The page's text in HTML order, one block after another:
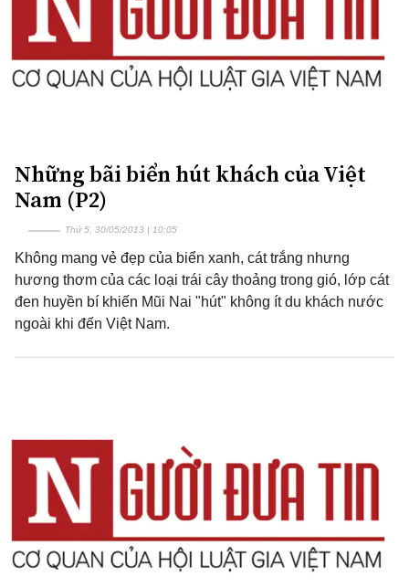
Những bãi biển hút khách của Việt
Nam (P2)
Thứ 5, 30/05/2013 | 10:05
Không mang vẻ đẹp của biển xanh, cát trắng nhưng
hương thơm của các loại trái cây thoảng trong gió, lớp cát
đen huyền bí khiến Mũi Nai "hút" không ít du khách nước
ngoài khi đến Việt Nam.